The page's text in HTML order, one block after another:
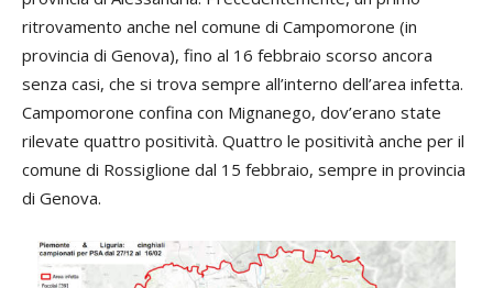
ritrovamento anche nel comune di Campomorone (in
provincia di Genova), fino al 16 febbraio scorso ancora
senza casi, che si trova sempre all’interno dell’area infetta.
Campomorone confina con Mignanego, dov’erano state
rilevate quattro positività. Quattro le positività anche per il
comune di Rossiglione dal 15 febbraio, sempre in provincia
di Genova.